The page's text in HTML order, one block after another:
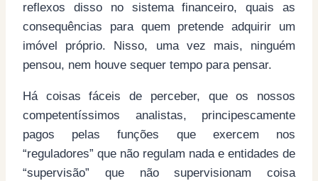
reflexos disso no sistema financeiro, quais as
consequências para quem pretende adquirir um
imóvel próprio. Nisso, uma vez mais, ninguém
pensou, nem houve sequer tempo para pensar.
Há coisas fáceis de perceber, que os nossos
competentíssimos analistas, principescamente
pagos pelas funções que exercem nos
“reguladores” que não regulam nada e entidades de
“supervisão” que não supervisionam coisa